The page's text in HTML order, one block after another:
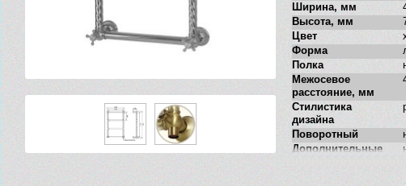
Ширина, мм
Высота, мм
Цвет
Форма
Полка
Межосевое
расстояние, мм
Стилистика
дизайна
Поворотный
Дополнительные